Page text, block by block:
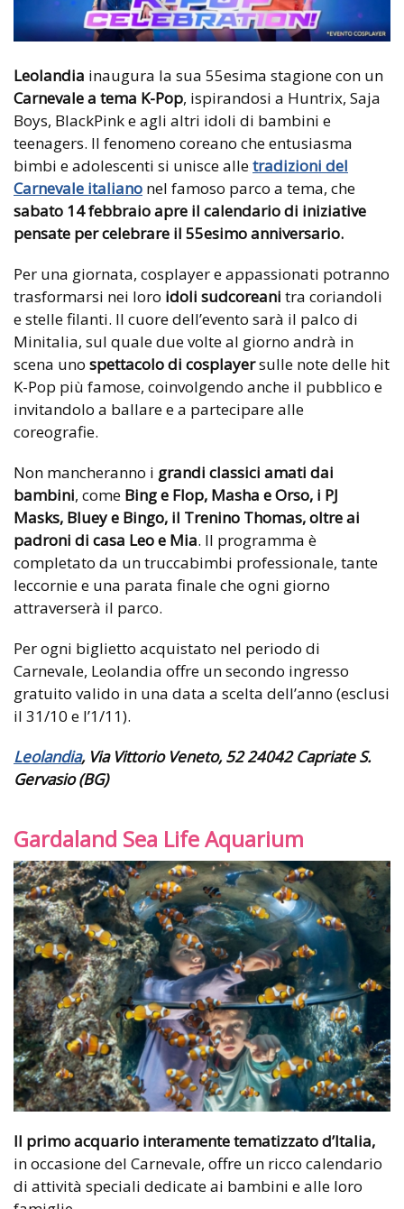
Leolandia inaugura la sua 55esima stagione con un
Carnevale a tema K-Pop, ispirandosi a Huntrix, Saja
Boys, BlackPink e agli altri idoli di bambini e
teenagers. Il fenomeno coreano che entusiasma
bimbi e adolescenti si unisce alletradizioni del
Carnevale italiano nel famoso parco a tema, che
sabato 14 febbraio apre il calendario di iniziative
pensate per celebrare il 55esimo anniversario.
Per una giornata, cosplayer e appassionati potranno
trasformarsi nei loro idoli sudcoreani tra coriandoli
e stelle filanti. Il cuore dell’evento sarà il palco di
Minitalia, sul quale due volte al giorno andrà in
scena uno spettacolo di cosplayersulle note delle hit
K-Pop più famose, coinvolgendo anche il pubblico e
invitandolo a ballare e a partecipare alle
coreografie.
Non mancheranno i grandi classici amati dai
bambini, come Bing e Flop, Masha e Orso, i PJ
Masks, Bluey e Bingo, il Trenino Thomas, oltre ai
padroni di casa Leo e Mia. Il programma è
completato da un truccabimbi professionale, tante
leccornie e una parata finale che ogni giorno
attraverserà il parco.
Per ogni biglietto acquistato nel periodo di
Carnevale, Leolandia offre un secondo ingresso
gratuito valido in una data a scelta dell’anno (esclusi
il 31/10 e l’1/11).
Leolandia, Via Vittorio Veneto, 52 24042 Capriate S.
Gervasio (BG)
Gardaland Sea Life Aquarium
Il primo acquario interamente tematizzato d’Italia,
in occasione del Carnevale, offre un ricco calendario
di attività speciali dedicate ai bambini e alle loro